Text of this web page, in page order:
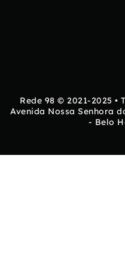
Rede 98 © 2021-2025
Avenida Nossa Senhora
- Belo